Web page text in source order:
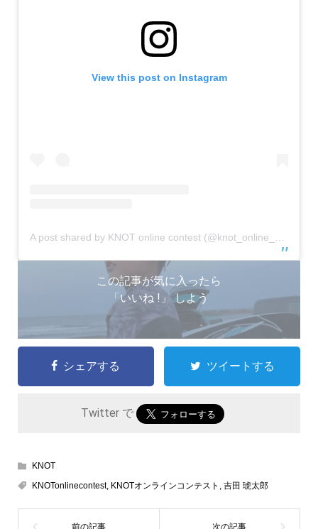
View this post on Instagram
A post shared by KNOT online contest (@knot_online_contest)
この記事が気に入ったら
「いいね !」 しよう
シェアする ツイートする
Twitter で
KNOT
KNOTonlinecontest, KNOTオンラインコンテスト , 吉田 琥太郎